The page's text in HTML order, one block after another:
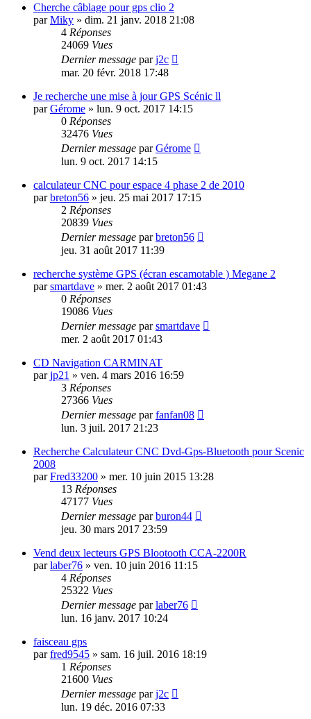
Cherche câblage pour gps clio 2
parMiky » dim. 21 janv. 2018 21:08
4 Réponses
24069 Vues
Dernier message parj2c
mar. 20 févr. 2018 17:48
Je recherche une mise à jour GPS Scénic ll
parGérome » lun. 9 oct. 2017 14:15
0 Réponses
32476 Vues
Dernier message parGérome
lun. 9 oct. 2017 14:15
calculateur CNC pour espace 4 phase 2 de 2010
parbreton56 » jeu. 25 mai 2017 17:15
2 Réponses
20839 Vues
Dernier message parbreton56
jeu. 31 août 2017 11:39
recherche système GPS (écran escamotable ) Megane 2
parsmartdave » mer. 2 août 2017 01:43
0 Réponses
19086 Vues
Dernier message parsmartdave
mer. 2 août 2017 01:43
CD Navigation CARMINAT
parjp21 » ven. 4 mars 2016 16:59
3 Réponses
27366 Vues
Dernier message parfanfan08
lun. 3 juil. 2017 21:23
Recherche Calculateur CNC Dvd-Gps-Bluetooth pour Scenic
2008
parFred33200 » mer. 10 juin 2015 13:28
13 Réponses
47177 Vues
Dernier message parburon44
jeu. 30 mars 2017 23:59
Vend deux lecteurs GPS Blootooth CCA-2200R
parlaber76 » ven. 10 juin 2016 11:15
4 Réponses
25322 Vues
Dernier message parlaber76
lun. 16 janv. 2017 10:24
faisceau gps
parfred9545 » sam. 16 juil. 2016 18:19
1 Réponses
21600 Vues
Dernier message parj2c
lun. 19 déc. 2016 07:33